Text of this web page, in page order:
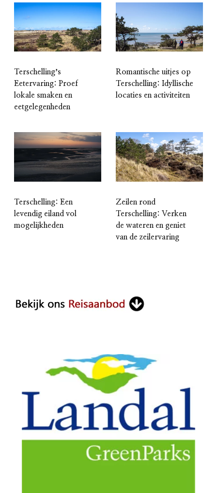
Terschellingʼs
Eetervaring: Proef
lokale smaken en
eetgelegenheden
Romantische uitjes op
Terschelling: Idyllische
locaties en activiteiten
Terschelling: Een
levendig eiland vol
mogelijkheden
Zeilen rond
Terschelling: Verken
de wateren en geniet
van de zeilervaring